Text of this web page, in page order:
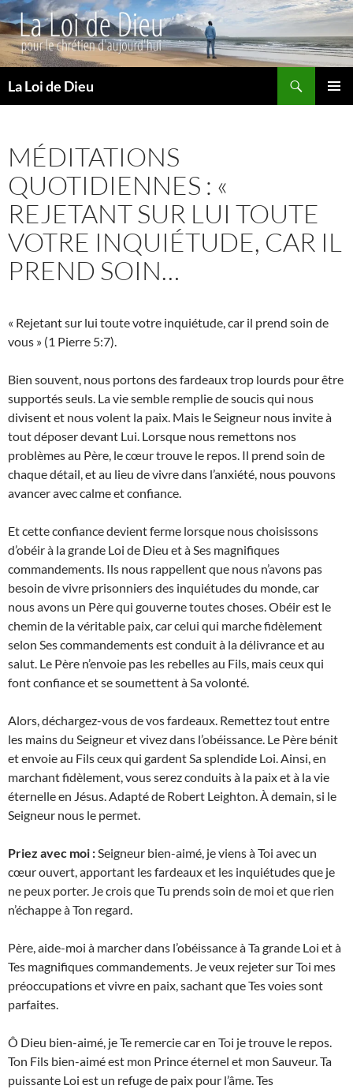
La Loi de Dieu
MÉDITATIONS
QUOTIDIENNES : «
REJETANT SUR LUI TOUTE
VOTRE INQUIÉTUDE, CAR IL
PREND SOIN…
« Rejetant sur lui toute votre inquiétude, car il prend soin de
vous » (1 Pierre 5:7).
Bien souvent, nous portons des fardeaux trop lourds pour être
supportés seuls. La vie semble remplie de soucis qui nous
divisent et nous volent la paix. Mais le Seigneur nous invite à
tout déposer devant Lui. Lorsque nous remettons nos
problèmes au Père, le cœur trouve le repos. Il prend soin de
chaque détail, et au lieu de vivre dans l’anxiété, nous pouvons
avancer avec calme et confiance.
Et cette confiance devient ferme lorsque nous choisissons
d’obéir à la grande Loi de Dieu et à Ses magnifiques
commandements. Ils nous rappellent que nous n’avons pas
besoin de vivre prisonniers des inquiétudes du monde, car
nous avons un Père qui gouverne toutes choses. Obéir est le
chemin de la véritable paix, car celui qui marche fidèlement
selon Ses commandements est conduit à la délivrance et au
salut. Le Père n’envoie pas les rebelles au Fils, mais ceux qui
font confiance et se soumettent à Sa volonté.
Alors, déchargez-vous de vos fardeaux. Remettez tout entre
les mains du Seigneur et vivez dans l’obéissance. Le Père bénit
et envoie au Fils ceux qui gardent Sa splendide Loi. Ainsi, en
marchant fidèlement, vous serez conduits à la paix et à la vie
éternelle en Jésus. Adapté de Robert Leighton. À demain, si le
Seigneur nous le permet.
Priez avec moi :Seigneur bien-aimé, je viens à Toi avec un
cœur ouvert, apportant les fardeaux et les inquiétudes que je
ne peux porter. Je crois que Tu prends soin de moi et que rien
n’échappe à Ton regard.
Père, aide-moi à marcher dans l’obéissance à Ta grande Loi et à
Tes magnifiques commandements. Je veux rejeter sur Toi mes
préoccupations et vivre en paix, sachant que Tes voies sont
parfaites.
Ô Dieu bien-aimé, je Te remercie car en Toi je trouve le repos.
Ton Fils bien-aimé est mon Prince éternel et mon Sauveur. Ta
puissante Loi est un refuge de paix pour l’âme. Tes